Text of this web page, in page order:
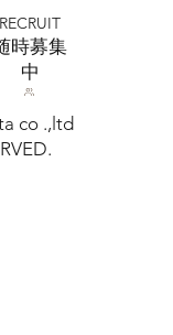
co .,ltd
RECRUIT
時募集
中